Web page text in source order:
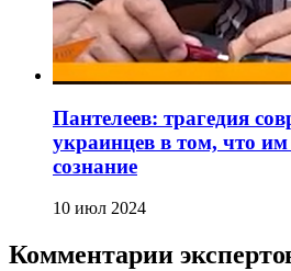
Пантелеев: трагедия
украинцев в том, что
сознание
10 июл 2024
Комментарии